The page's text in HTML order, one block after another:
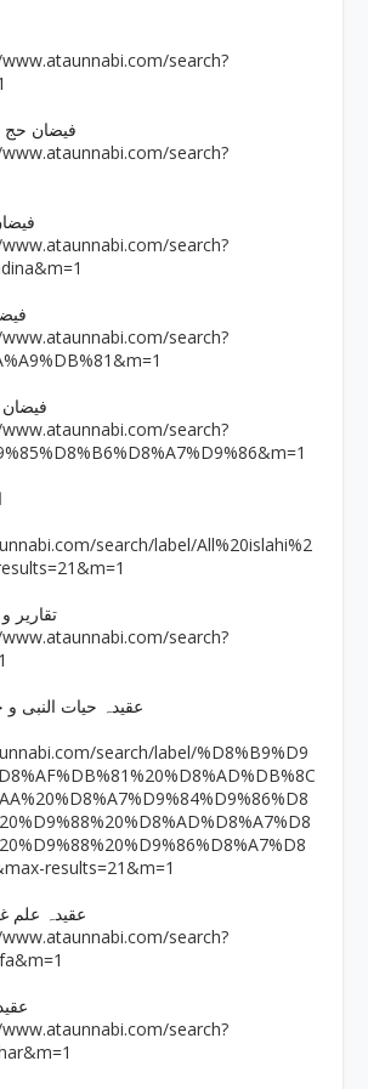
search?
�� فیضان
search?
��
search?
��
search?
��
search?
search/label/All%20islahi%2
��
search?
�� عقیدہ حیات النبی
search/label/%D8%B9%D9
results=21&m=1
�� عقیدہ
search?
��
search?